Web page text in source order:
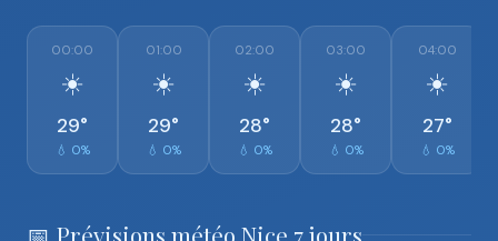
00:00
☀️
29°
💧 0%
01:00
☀️
29°
💧 0%
02:00
☀️
28°
💧 0%
03:00
☀️
28°
💧 0%
04:00
☀️
27°
💧 0%
📅 Prévisions météo Nice 7 jours